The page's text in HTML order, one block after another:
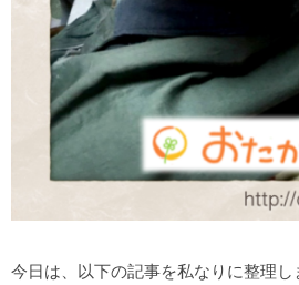
今日は、以下の記事を私なりに整理し